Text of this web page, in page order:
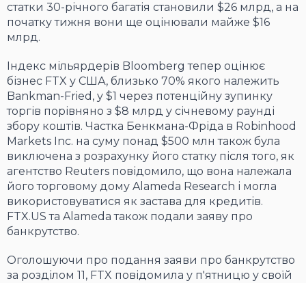
статки 30-річного багатія становили $26 млрд, а на
початку тижня вони ще оцінювали майже $16
млрд.
Індекс мільярдерів Bloomberg тепер оцінює
бізнес FTX у США, близько 70% якого належить
Bankman-Fried, у $1 через потенційну зупинку
торгів порівняно з $8 млрд у січневому раунді
збору коштів. Частка Бенкмана-Фріда в Robinhood
Markets Inc. на суму понад $500 млн також була
виключена з розрахунку його статку після того, як
агентство Reuters повідомило, що вона належала
його торговому дому Alameda Research і могла
використовуватися як застава для кредитів.
FTX.US та Alameda також подали заяву про
банкрутство.
Оголошуючи про подання заяви про банкрутство
за розділом 11, FTX повідомила у п'ятницю у своїй